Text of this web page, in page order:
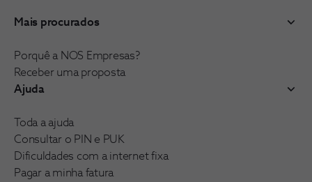
Mais procurados
Porquê a NOS Empresas?
Receber uma proposta
Ajuda
Toda a ajuda
Consultar o PIN e PUK
Dificuldades com a internet fixa
Pagar a minha fatura